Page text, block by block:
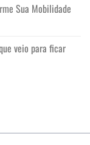
Sua Mobilidade
veio para ficar